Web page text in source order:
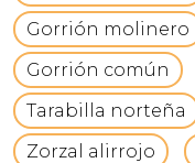
Gorrión molinero
Gorrión común
Tarabilla norteña
Zorzal alirrojo